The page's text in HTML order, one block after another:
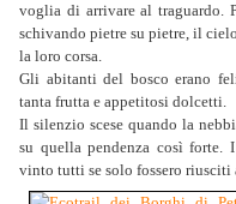
voglia di arrivare al traguardo.
schivando pietre su pietre, il
la loro corsa.
Gli abitanti del bosco erano
tanta frutta e appetitosi dolcetti.
Il silenzio scese quando la
su quella pendenza così forte.
vinto tutti se solo fossero riusciti